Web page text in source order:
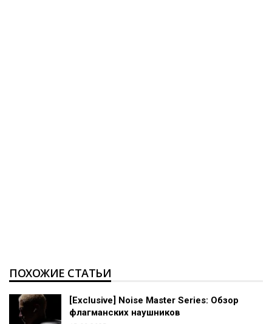
ПОХОЖИЕ СТАТЬИ
[Exclusive] Noise Master Series: Обзор
флагманских наушников